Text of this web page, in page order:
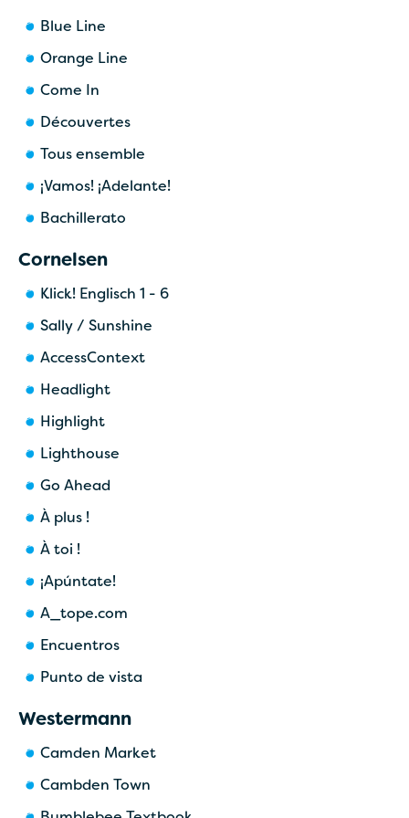
Blue Line
Orange Line
Come In
Découvertes
Tous ensemble
¡Vamos! ¡Adelante!
Bachillerato
Cornelsen
Klick! Englisch 1 - 6
Sally / Sunshine
AccessContext
Headlight
Highlight
Lighthouse
Go Ahead
À plus !
À toi !
¡Apúntate!
A_tope.com
Encuentros
Punto de vista
Westermann
Camden Market
Cambden Town